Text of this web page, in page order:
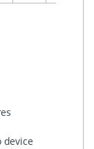
device